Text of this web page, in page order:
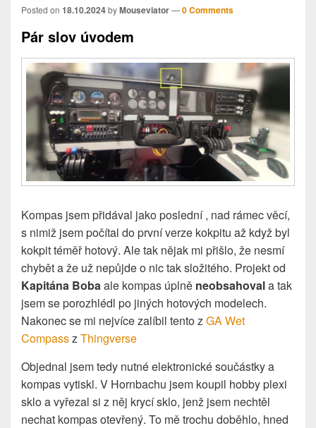
Posted on 18.10.2024byMouseviator—0 Comments
Pár slov úvodem
Kompas jsem přidával jako poslední , nad rámec věcí,
s nimiž jsem počítal do první verze kokpitu až když byl
kokpit téměř hotový. Ale tak nějak mi přišlo, že nesmí
chybět a že už nepůjde o nic tak složitého. Projekt od
Kapitána Bobaale kompas úplně neobsahovala tak
jsem se porozhlédl po jiných hotových modelech.
Nakonec se mi nejvíce zalíbil tento zGA Wet
CompasszThingverse
Objednal jsem tedy nutné elektronické součástky a
kompas vytiskl. V Hornbachu jsem koupil hobby plexi
sklo a vyřezal si z něj krycí sklo, jenž jsem nechtěl
nechat kompas otevřený. To mě trochu doběhlo, hned